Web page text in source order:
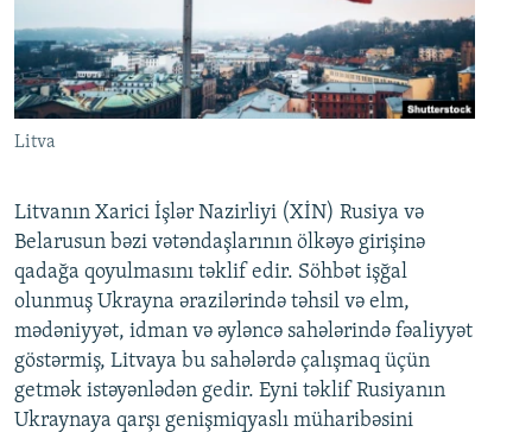
Litva
Litvanın Xarici İşlər Nazirliyi (XİN) Rusiya və
Belarusun bəzi vətəndaşlarının ölkəyə girişinə
qadağa qoyulmasını təklif edir. Söhbət işğal
olunmuş Ukrayna ərazilərində təhsil və elm,
mədəniyyət, idman və əyləncə sahələrində fəaliyyət
göstərmiş, Litvaya bu sahələrdə çalışmaq üçün
getmək istəyənlədən gedir. Eyni təklif Rusiyanın
Ukraynaya qarşı genişmiqyaslı müharibəsini